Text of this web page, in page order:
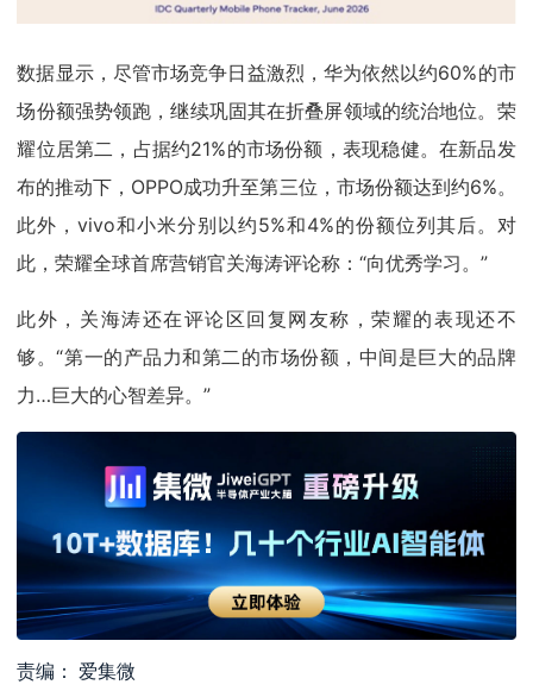
数据显示，尽管市场竞争日益激烈，华为依然以约60%的市
场份额强势领跑，继续巩固其在折叠屏领域的统治地位。荣
耀位居第二，占据约21%的市场份额，表现稳健。在新品发
布的推动下，OPPO成功升至第三位，市场份额达到约6%。
此外，vivo和小米分别以约5%和4%的份额位列其后。对
此，荣耀全球首席营销官关海涛评论称：“向优秀学习。”
此外，关海涛还在评论区回复网友称，荣耀的表现还不
够。“第一的产品力和第二的市场份额，中间是巨大的品牌
力…巨大的心智差异。”
责编： 爱集微